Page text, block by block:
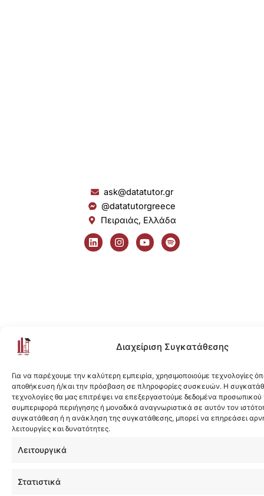
Διαχείριση Συγκατάθεσης
Για να παρέχουμε την καλύτερη εμπειρία, χρησιμοποιούμε τεχνολογίες
αποθήκευση ή/και την πρόσβαση σε πληροφορίες συσκευών. Η
τεχνολογίες θα μας επιτρέψει να επεξεργαστούμε δεδομένα
συμπεριφορά περιήγησης ή μοναδικά αναγνωριστικά σε αυτόν τον
συγκατάθεση ή η ανάκληση της συγκατάθεσης, μπορεί να επηρεάσει
λειτουργίες και δυνατότητες.
Λειτουργικά
Στατιστικά
ask@datatutor.gr
@datatutorgreece
Πειραιάς, Ελλάδα
L
i
n
I
n
s
Y
o
u
S
p
o